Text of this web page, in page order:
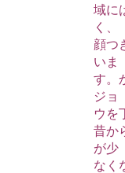
域に
く、
顔つ
いま
す。
ジョ
ウを
昔か
が少
なく